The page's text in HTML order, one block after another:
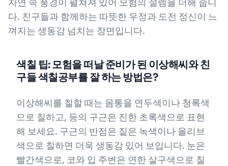
자연 속 풍경이 펼쳐져 있어 모험의 설렘을 더해 줍니
다. 친구들과 함께하는 따뜻한 우정과 도전 정신이 느
껴지는 생동감 넘치는 장면입니다.
색칠 팁: 모험을 떠날 준비가 된 이상해씨와 친
구들 색칠공부를 잘 하는 방법은?
이상해씨를 칠할 때는 몸통을 연두색이나 청록색
으로 칠하고, 등의 구근은 진한 초록색으로 표현
해 보세요. 구근의 반점은 짙은 녹색이나 올리브
색으로 칠하면 더욱 생동감 있어 보입니다. 눈은
빨간색으로, 코와 입 주변은 연한 살구색으로 칠